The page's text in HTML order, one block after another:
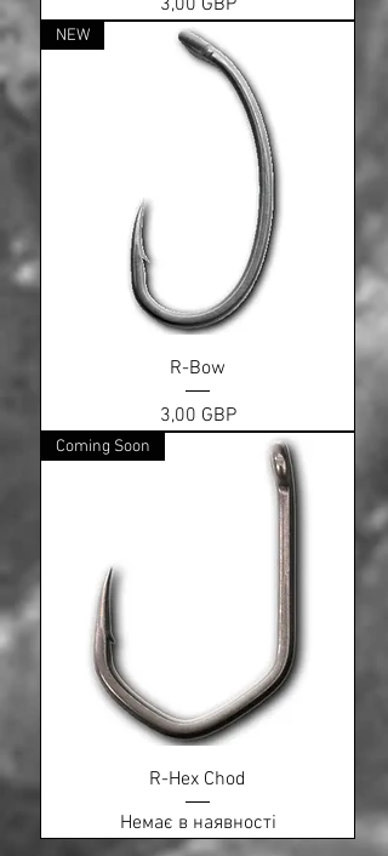
3,00 GBP
NEW
R-Bow
Ціна
3,00 GBP
Coming Soon
R-Hex Chod
Немає в наявності